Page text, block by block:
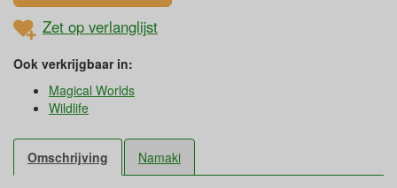
Zet op verlanglijst
Ook verkrijgbaar in:
Magical Worlds
Wildlife
Omschrijving Namaki